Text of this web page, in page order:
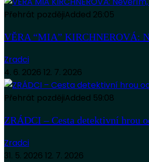
Přehrát pozdějiAdded 26:05
VĚRA “MIA” KIRCHNEROVÁ:
Zradci
4. 6. 2026 12. 7. 2026
Přehrát pozdějiAdded 59:08
ZRÁDCI – Cesta detektivní hrou
Zradci
31. 5. 2026 12. 7. 2026